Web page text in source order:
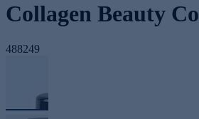
Collagen Beauty
488249